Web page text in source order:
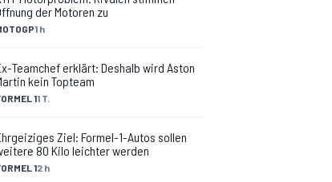
1 h
der Motoren zu
11 T.
Teamchef erklärt: Deshalb wird Aston
kein Topteam
12 h
Ziel: Formel-1-Autos sollen
80 Kilo leichter werden